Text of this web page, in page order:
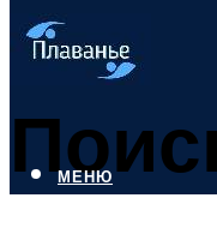
МЕНЮ